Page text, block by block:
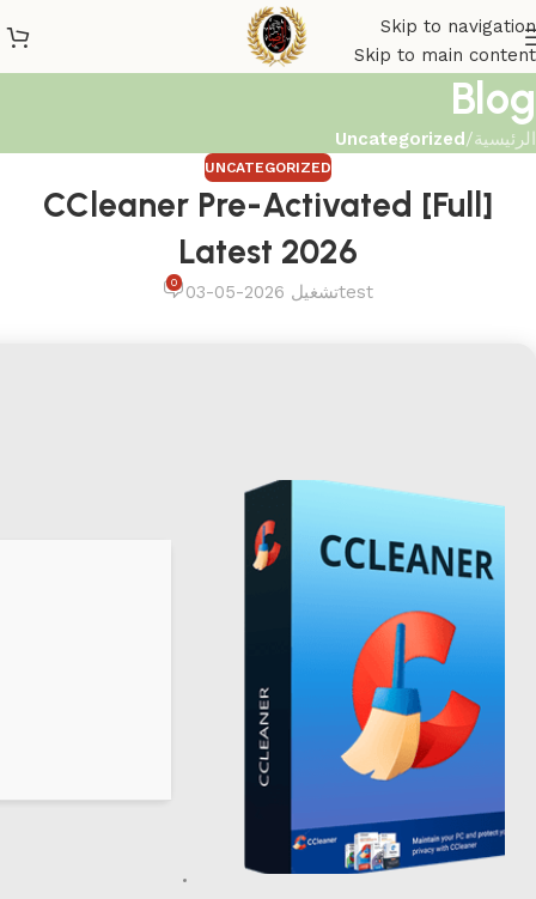
Skip to navigation
Skip to main content
Blog
الرئيسية/
Uncategorized
UNCATEGORIZED
CCleaner Pre-Activated [Full]
Latest 2026
testتشغيل 2026-05-03 0